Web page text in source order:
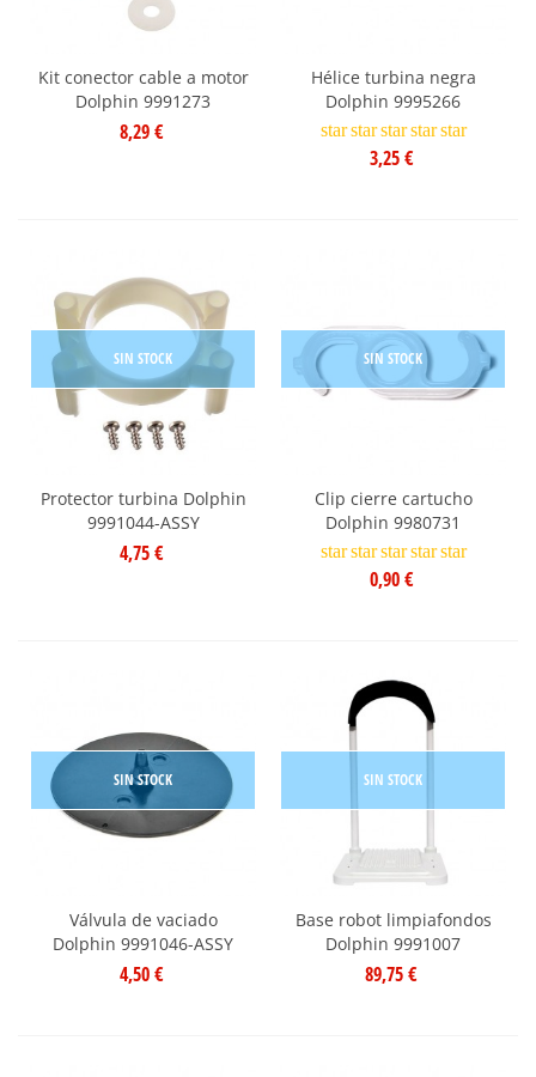
Kit conector cable a motor
Dolphin 9991273
8,29 €
Hélice turbina negra
Dolphin 9995266
star star star star star
3,25 €
SIN STOCK
Protector turbina Dolphin
9991044-ASSY
4,75 €
SIN STOCK
Clip cierre cartucho
Dolphin 9980731
star star star star star
0,90 €
SIN STOCK
Válvula de vaciado
Dolphin 9991046-ASSY
4,50 €
SIN STOCK
Base robot limpiafondos
Dolphin 9991007
89,75 €